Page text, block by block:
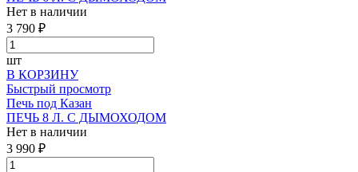
Нет в наличии
3 790 ₽
шт
В КОРЗИНУ
Быстрый просмотр
Печь под Казан
ПЕЧЬ 8 Л. С ДЫМОХОДОМ
Нет в наличии
3 990 ₽